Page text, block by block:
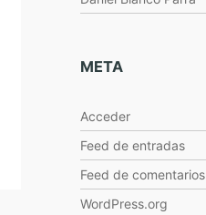
META
Acceder
Feed de entradas
Feed de comentarios
WordPress.org